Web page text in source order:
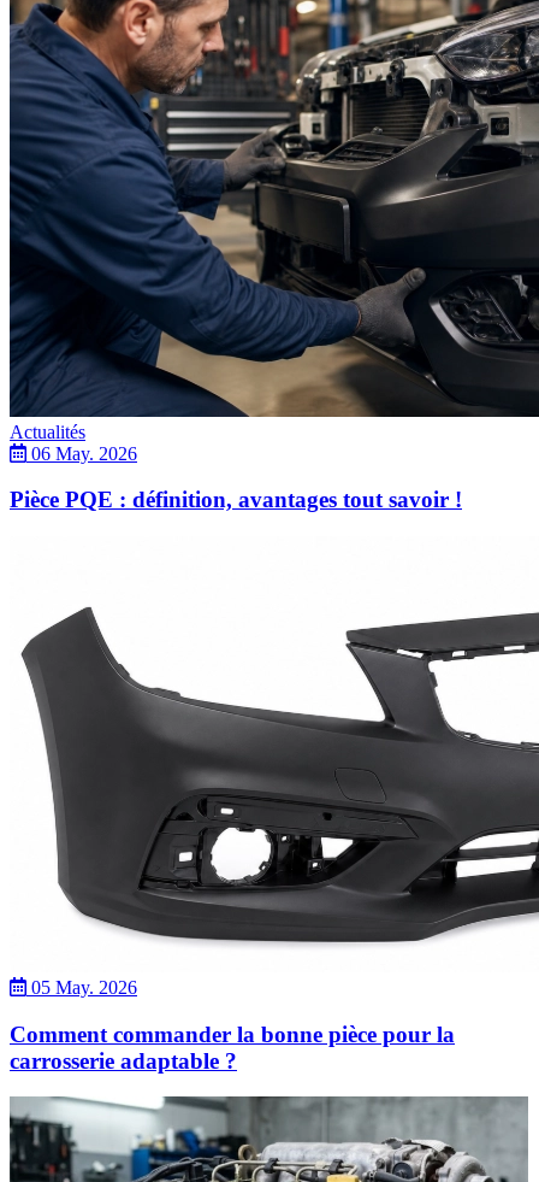
Actualités
06 May. 2026
Pièce PQE : définition, avantages tout savoir !
05 May. 2026
Comment commander la bonne pièce pour la
carrosserie adaptable ?